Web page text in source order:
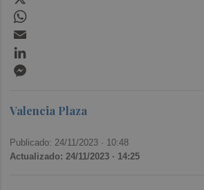
Valencia Plaza
Publicado: 24/11/2023 · 10:48
Actualizado: 24/11/2023 · 14:25